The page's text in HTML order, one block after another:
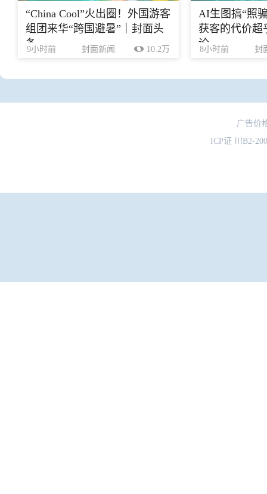
“China Cool”火出圈！外国游客
组团来华“跨国避暑”｜封面头
条
9小时前 封面新闻 10.2万
AI生图搞“照
获客的代价超
论
8小时前 封
广告价
ICP证 川B2-